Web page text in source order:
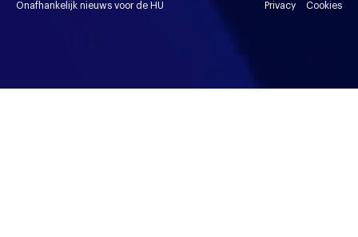
Onafhankelijk nieuws voor de HU Privacy Cookies